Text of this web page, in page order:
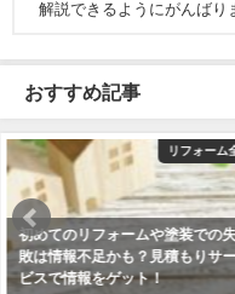
解説できるようにがんばり
おすすめ記事
リフォーム
リフォームや塗装の際には客観
に見るために見積もりサービス
2018年11月24日